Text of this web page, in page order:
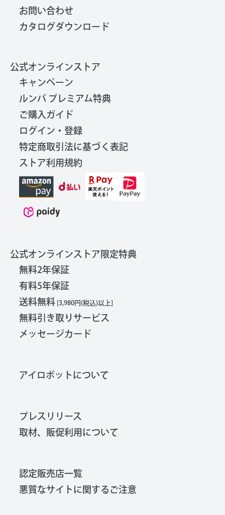
お問い合わせ
カタログダウンロード
公式オンラインストア
キャンペーン
ルンバ プレミアム特典
ご購入ガイド
ログイン・登録
特定商取引法に基づく表記
ストア利用規約
公式オンラインストア限定特典
無料2年保証
有料5年保証
送料無料 [3,980円(税込)以上]
無料引き取りサービス
メッセージカード
アイロボットについて
プレスリリース
取材、販促利用について
認定販売店一覧
悪質なサイトに関するご注意